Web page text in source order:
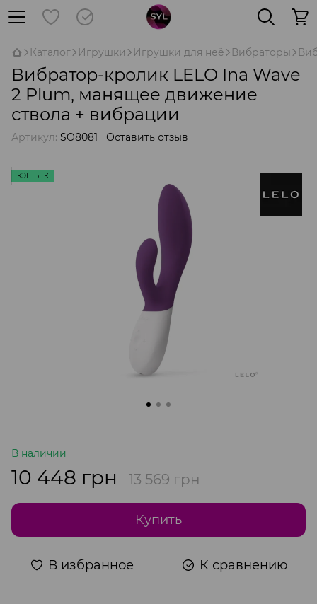
Каталог Игрушки Игрушки для неё Вибраторы
Вибратор-кролик LELO Ina Wave
2 Plum, манящее движение
ствола + вибрации
Артикул: SO8081 Оставить отзыв
КЭШБЕК
В наличии
10 448 грн 13 569 грн
Купить
В избранное К сравнению